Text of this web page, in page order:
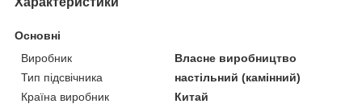
Основні
Виробник
Власне виробництво
Тип підсвічника
настільний (камінний)
Країна виробник
Китай